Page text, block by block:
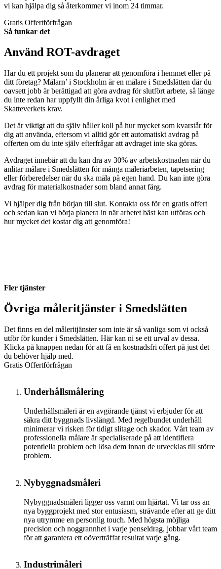
vi kan hjälpa dig så återkommer vi inom 24 timmar.
Gratis Offertförfrågan
Så funkar det
Använd ROT-avdraget
Har du ett projekt som du planerar att genomföra i hemmet eller på
ditt företag? Målarn’ i Stockholm är en målare i Smedslätten där du
oavsett jobb är berättigad att göra avdrag för slutfört arbete, så länge
du inte redan har uppfyllt din årliga kvot i enlighet med
Skatteverkets krav.
Det är viktigt att du själv håller koll på hur mycket som kvarstår för
dig att använda, eftersom vi alltid gör ett automatiskt avdrag på
offerten om du inte själv efterfrågar att avdraget inte ska göras.
Avdraget innebär att du kan dra av 30% av arbetskostnaden när du
anlitar målare i Smedslätten för många måleriarbeten, tapetsering
eller förberedelser när du ska måla på egen hand. Du kan inte göra
avdrag för materialkostnader som bland annat färg.
Vi hjälper dig från början till slut. Kontakta oss för en gratis offert
och sedan kan vi börja planera in när arbetet bäst kan utföras och
hur mycket det kostar dig att genomföra!
Fler tjänster
Övriga måleritjänster i Smedslätten
Det finns en del måleritjänster som inte är så vanliga som vi också
utför för kunder i Smedslätten. Här kan ni se ett urval av dessa.
Klicka på knappen nedan för att få en kostnadsfri offert på just det
du behöver hjälp med.
Gratis Offertförfrågan
Underhållsmålering
Underhållsmåleri är en avgörande tjänst vi erbjuder för att
säkra ditt byggnads livslängd. Med regelbundet underhåll
minimerar vi risken för tidigt slitage och skador. Vårt team av
professionella målare är specialiserade på att identifiera
potentiella problem och lösa dem innan de utvecklas till större
problem.
Nybyggnadsmåleri
Nybyggnadsmåleri ligger oss varmt om hjärtat. Vi tar oss an
nya byggprojekt med stor entusiasm, strävande efter att ge ditt
nya utrymme en personlig touch. Med högsta möjliga
precision och noggrannhet i varje penseldrag, jobbar vårt team
för att garantera ett oöverträffat resultat varje gång.
Industrimåleri